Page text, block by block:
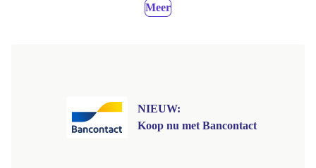
Meer
NIEUW:
Koop nu met Bancontact